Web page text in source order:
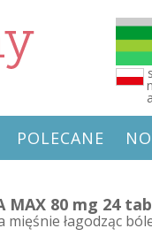
POLECANE
MAX 80 mg 24
mięśnie łagodząc